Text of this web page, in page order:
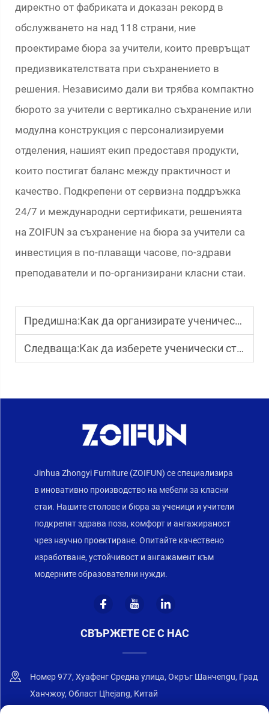
директно от фабриката и доказан рекорд в
обслужването на над 118 страни, ние
проектираме бюра за учители, които превръщат
предизвикателствата при съхранението в
решения. Независимо дали ви трябва компактно
бюрото за учители с вертикално съхранение или
модулна конструкция с персонализируеми
отделения, нашият екип предоставя продукти,
които постигат баланс между практичност и
качество. Подкрепени от сервизна поддръжка
24/7 и международни сертификати, решенията
на ZOIFUN за съхранение на бюра за учители са
инвестиция в по-плаващи часове, по-здрави
преподаватели и по-организирани класни стаи.
Предишна:Как да организирате ученически чинове за класната стая?
Следваща:Как да изберете ученически столове за различни възрасти?
Jinhua Zhongyi Furniture (ZOIFUN) се специализира
в иновативно производство на мебели за класни
стаи. Нашите столове и бюра за ученици и учители
подкрепят здрава поза, комфорт и ангажираност
чрез научно проектиране. Опитайте качествено
изработване, устойчивост и ангажамент към
модерните образователни нужди.
СВЪРЖЕТЕ СЕ С НАС
Номер 977, Хуафенг Средна улица, Окръг Шанчengu, Град
Ханчжоу, Област Цhejang, Китай